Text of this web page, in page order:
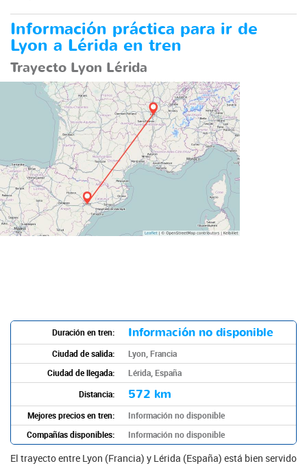
Información práctica para ir de
Lyon a Lérida en tren
Trayecto Lyon Lérida
Duración en tren: Información no disponible
Ciudad de salida:
Lyon, Francia
Ciudad de llegada:
Lérida, España
Distancia:
572 km
Mejores precios en tren:
Información no disponible
Compañías disponibles:
Información no disponible
El trayecto entre Lyon (Francia) y Lérida (España) está bien servido